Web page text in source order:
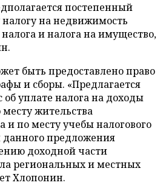
постепенный
на недвижимость
и налога на имущество,
быть предоставлено право
и сборы. «Предлагается
об уплате налога на доходы
жительства
и по месту учебы налогового
данного предложения
доходной части
региональных и местных
Хлопонин.